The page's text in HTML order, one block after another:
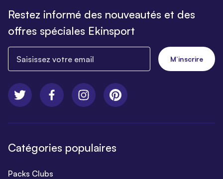
Restez informé des nouveautés et des
offres spéciales Ekinsport
M’inscrire
Catégories populaires
Packs Clubs